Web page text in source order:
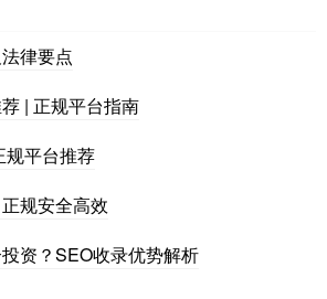
律要点
| 正规平台指南
规平台推荐
规安全高效
资？SEO收录优势解析